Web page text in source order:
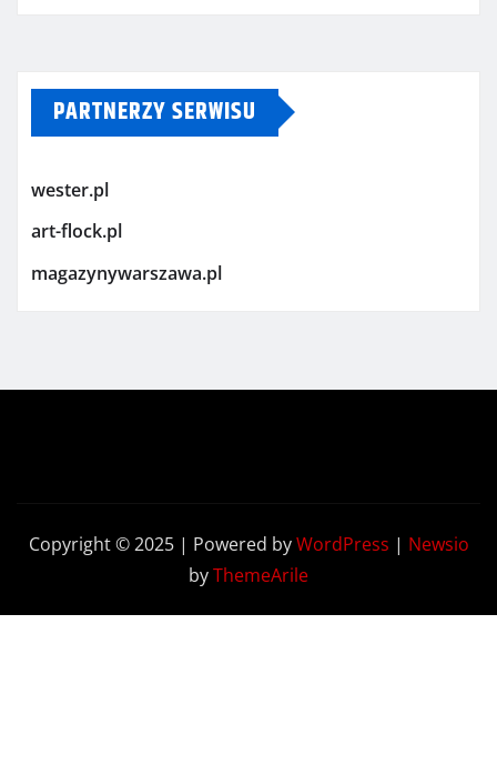
PARTNERZY SERWISU
wester.pl
art-flock.pl
magazynywarszawa.pl
Copyright © 2025 | Powered byWordPress | Newsio
byThemeArile